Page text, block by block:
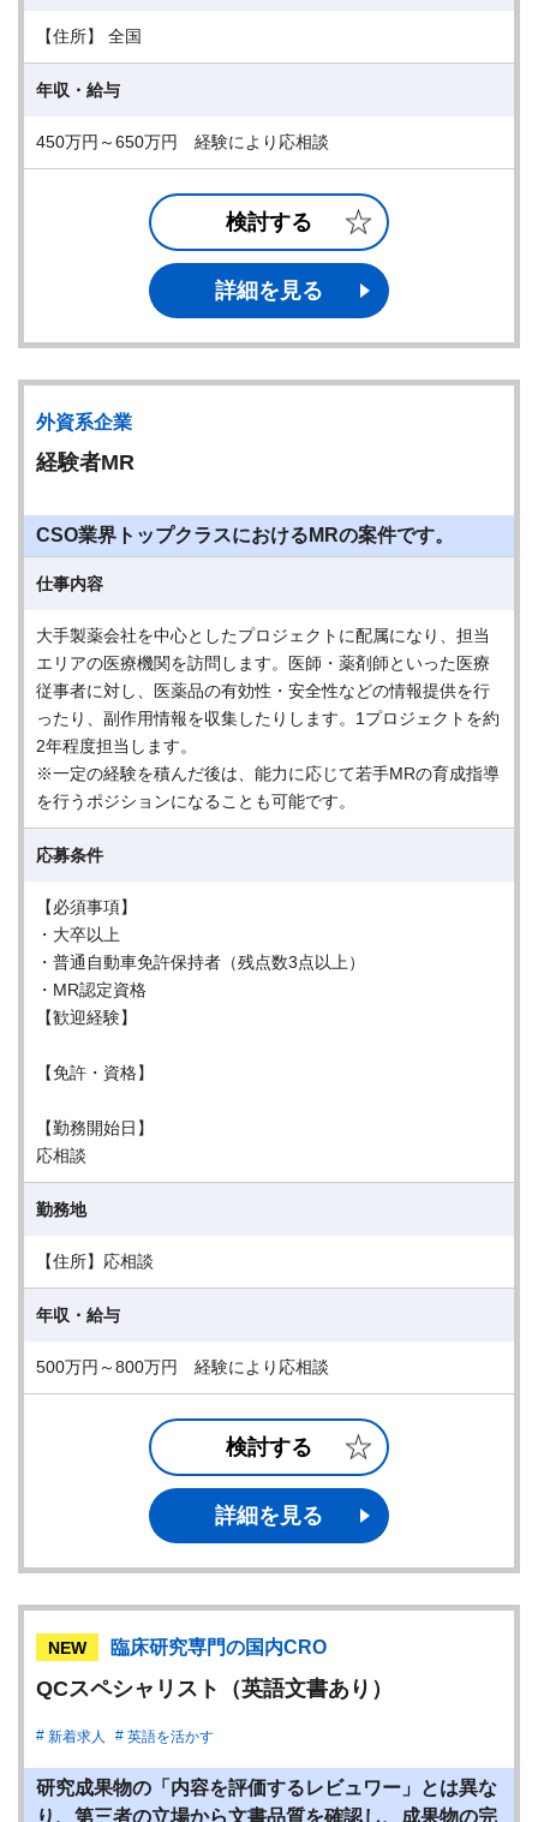
【住所】 全国
年収・給与
450万円～650万円 経験により応相談
検討する
詳細を見る
外資系企業
経験者MR
CSO業界トップクラスにおけるMRの案件です。
仕事内容
大手製薬会社を中心としたプロジェクトに配属になり、担当
エリアの医療機関を訪問します。医師・薬剤師といった医療
従事者に対し、医薬品の有効性・安全性などの情報提供を行
ったり、副作用情報を収集したりします。1プロジェクトを約
2年程度担当します。
※一定の経験を積んだ後は、能力に応じて若手MRの育成指導
を行うポジションになることも可能です。
応募条件
【必須事項】
・大卒以上
・普通自動車免許保持者（残点数3点以上）
・MR認定資格
【歓迎経験】
【免許・資格】
【勤務開始日】
応相談
勤務地
【住所】応相談
年収・給与
500万円～800万円 経験により応相談
検討する
詳細を見る
NEW 臨床研究専門の国内CRO
QCスペシャリスト（英語文書あり）
新着求人 英語を活かす
研究成果物の「内容を評価するレビュワー」とは異な
り、第三者の立場から文書品質を確認し、成果物の完